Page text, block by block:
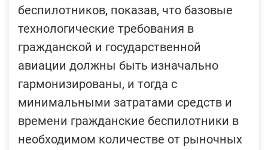
беспилотников, показав, что базовые
технологические требования в
гражданской и государственной
авиации должны быть изначально
гармонизированы, и тогда с
минимальными затратами средств и
времени гражданские беспилотники в
необходимом количестве от рыночных